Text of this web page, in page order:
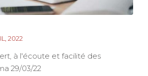
2022
à l'écoute et facilité des
29/03/22